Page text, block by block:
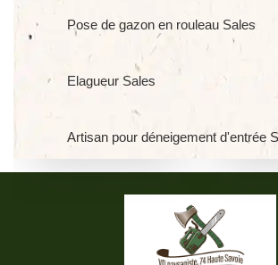
Pose de gazon en rouleau Sales
Elagueur Sales
Artisan pour déneigement d'entrée